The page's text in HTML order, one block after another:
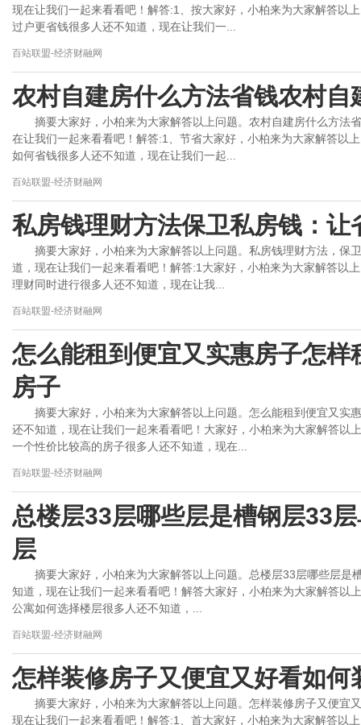
现在让我们一起来看看吧！解答:1、按大家好，小柏来为大家解答以
过户更省钱很多人还不知道，现在让我们一...
百站联盟-经济财融网
农村自建房什么方法省钱农村自
摘要大家好，小柏来为大家解答以上问题。农村自建房什么方法
在让我们一起来看看吧！解答:1、节省大家好，小柏来为大家解答以
如何省钱很多人还不知道，现在让我们一起...
百站联盟-经济财融网
私房钱理财方法保卫私房钱：让
摘要大家好，小柏来为大家解答以上问题。私房钱理财方法，保
道，现在让我们一起来看看吧！解答:1大家好，小柏来为大家解答以
理财同时进行很多人还不知道，现在让我...
百站联盟-经济财融网
怎么能租到便宜又实惠房子怎
房子
摘要大家好，小柏来为大家解答以上问题。怎么能租到便宜又实
还不知道，现在让我们一起来看看吧！大家好，小柏来为大家解答以
一个性价比较高的房子很多人还不知道，现在...
百站联盟-经济财融网
总楼层33层哪些层是槽钢层33
层
摘要大家好，小柏来为大家解答以上问题。总楼层33层哪些层是
知道，现在让我们一起来看看吧！解答大家好，小柏来为大家解答以
公寓如何选择楼层很多人还不知道，...
百站联盟-经济财融网
怎样装修房子又便宜又好看如何
摘要大家好，小柏来为大家解答以上问题。怎样装修房子又便宜
现在让我们一起来看看吧！解答:1、首大家好，小柏来为大家解答以